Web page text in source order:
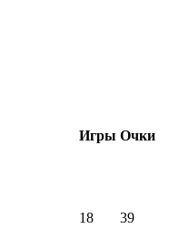
Игры Очки
18 39